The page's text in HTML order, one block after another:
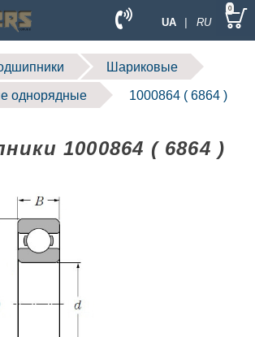
UA | RU
0
Шариковые
однорядные 1000864 ( 6864 )
1000864 ( 6864 )